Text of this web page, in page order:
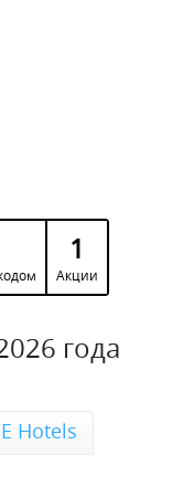
1
Акции
года
Hotels